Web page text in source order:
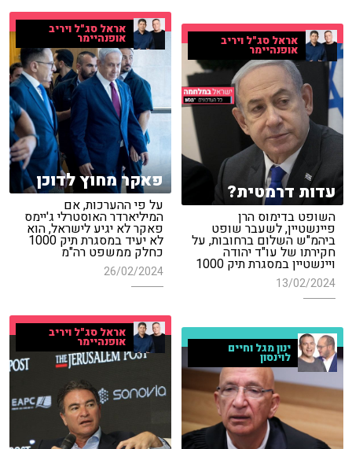
אראל סג"ל ויריב
אופנהיימר
פאקר מחוץ לדוכן
על פי ההערכות, אם
המיליארדר האוסטרלי ג'יימס
פאקר לא יגיע לישראל, הוא
לא יעיד במסגרת תיק 1000
כחלק ממשפט רה"מ
26/02/2024
אראל סג"ל ויריב
אופנהיימר
עדות דרמטית?
השופט בדימוס הרן
פיינשטיין, לשעבר שופט
ביהמ"ש השלום ברחובות, על
חקירתו של עו"ד יהודה
ויינשטיין במסגרת תיק 1000
13/02/2024
אראל סג"ל ויריב
אופנהיימר ינון מגל וחיים
לוינסון